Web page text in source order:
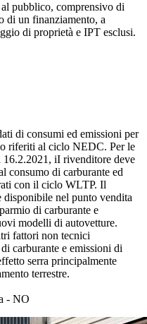
pubblico, comprensivo di
di un finanziamento, a
di proprietà e IPT esclusi.
di consumi ed emissioni per
riferiti al ciclo NEDC. Per le
16.2.2021, iI rivenditore deve
consumo di carburante ed
con il ciclo WLTP. Il
disponibile nel punto vendita
di carburante e
modelli di autovetture.
fattori non tecnici
carburante e emissioni di
serra principalmente
terrestre.
- NO